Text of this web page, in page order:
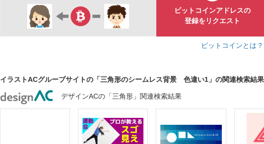
ビットコインアドレスの
登録をリクエスト
ビットコインとは
イラストACグループサイトの「三角形のシームレス背景 色違い1」の関連検索結果
デザインACの「三角形」関連検索結果